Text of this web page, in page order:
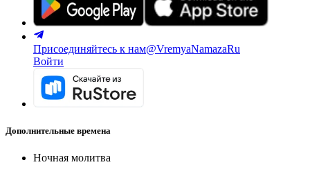
Присоединяйтесь к нам@VremyaNamazaRu
Войти
Дополнительные времена
Ночная молитва